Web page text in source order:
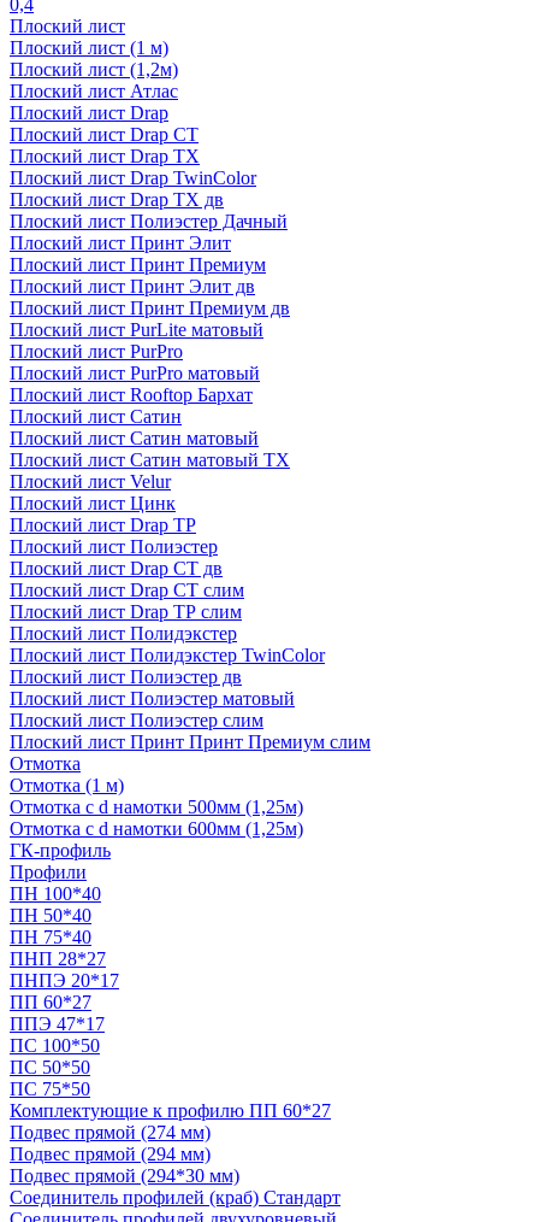
0,4
Плоский лист
Плоский лист (1 м)
Плоский лист (1,2м)
Плоский лист Атлас
Плоский лист Drap
Плоский лист Drap СТ
Плоский лист Drap TX
Плоский лист Drap TwinColor
Плоский лист Drap ТХ дв
Плоский лист Полиэстер Дачный
Плоский лист Принт Элит
Плоский лист Принт Премиум
Плоский лист Принт Элит дв
Плоский лист Принт Премиум дв
Плоский лист PurLite матовый
Плоский лист PurPro
Плоский лист PurPro матовый
Плоский лист Rooftop Бархат
Плоский лист Сатин
Плоский лист Сатин матовый
Плоский лист Сатин матовый TX
Плоский лист Velur
Плоский лист Цинк
Плоский лист Drap ТР
Плоский лист Полиэстер
Плоский лист Drap СТ дв
Плоский лист Drap СТ слим
Плоский лист Drap ТР слим
Плоский лист Полидэкстер
Плоский лист Полидэкстер TwinColor
Плоский лист Полиэстер дв
Плоский лист Полиэстер матовый
Плоский лист Полиэстер слим
Плоский лист Принт Принт Премиум слим
Отмотка
Отмотка (1 м)
Отмотка с d намотки 500мм (1,25м)
Отмотка с d намотки 600мм (1,25м)
ГК-профиль
Профили
ПН 100*40
ПН 50*40
ПН 75*40
ПНП 28*27
ПНПЭ 20*17
ПП 60*27
ППЭ 47*17
ПС 100*50
ПС 50*50
ПС 75*50
Комплектующие к профилю ПП 60*27
Подвес прямой (274 мм)
Подвес прямой (294 мм)
Подвес прямой (294*30 мм)
Соединитель профилей (краб) Стандарт